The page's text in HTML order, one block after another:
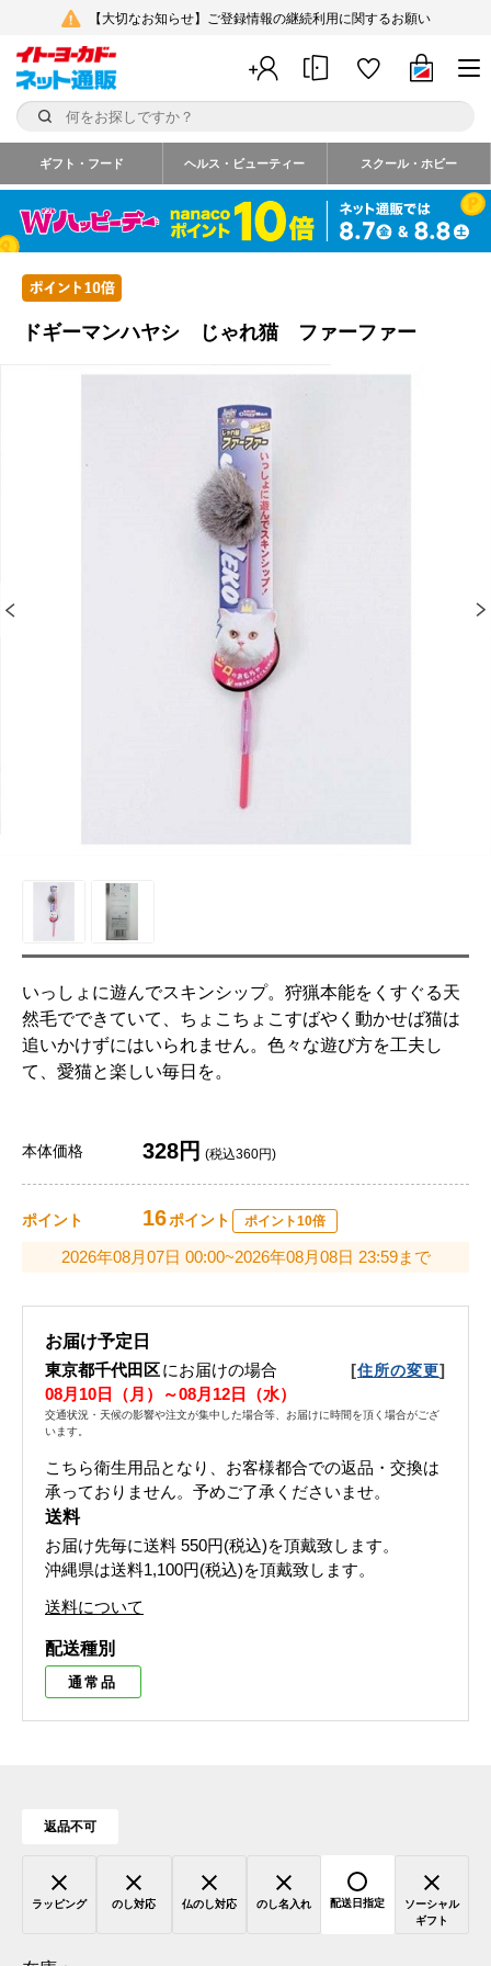
【大切なお知らせ】ご登録情報の継続利用に関するお願い
ギフト・フード ヘルス・ビューティー スクール・ホビー
ドギーマンハヤシ じゃれ猫 ファーファー
いっしょに遊んでスキンシップ。狩猟本能をくすぐる天
然毛でできていて、ちょこちょこすばやく動かせば猫は
追いかけずにはいられません。色々な遊び方を工夫し
て、愛猫と楽しい毎日を。
本体価格 328円 (税込360円)
ポイント 16ポイント ポイント10倍
2026年08月07日 00:00~2026年08月08日 23:59まで
お届け予定日
東京都千代田区にお届けの場合 [住所の変更]
08月10日（月）～08月12日（水）
交通状況・天候の影響や注文が集中した場合等、お届けに時間を頂く場合がござ
います。
こちら衛生用品となり、お客様都合での返品・交換は
承っておりません。予めご了承くださいませ。
送料
お届け先毎に送料 550円(税込)を頂戴致します。
沖縄県は送料1,100円(税込)を頂戴致します。
送料について
配送種別
通常品
返品不可
ラッピング のし対応 仏のし対応 のし名入れ 配送日指定
ソーシャル
ギフト